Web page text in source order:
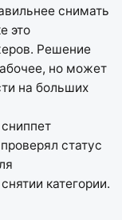
снимать
это
Решение
но может
на больших
статус
категории.